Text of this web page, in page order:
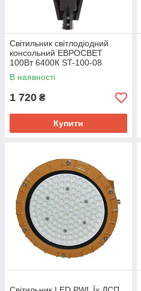
Світильник світлодіодний
консольний ЕВРОСВЕТ
100Вт 6400К ST-100-08
9000Лм IP65
В наявності
1 720 ₴
Купити